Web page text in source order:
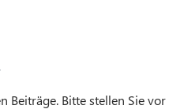
Beiträge. Bitte stellen Sie vor